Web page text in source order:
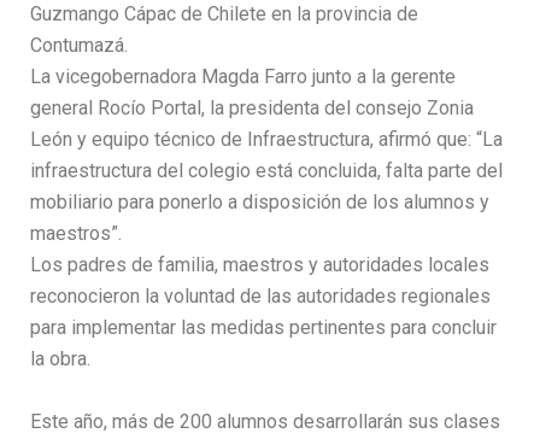
Guzmango Cápac de Chilete en la provincia de
Contumazá.
La vicegobernadora Magda Farro junto a la gerente
general Rocío Portal, la presidenta del consejo Zonia
León y equipo técnico de Infraestructura, afirmó que: “La
infraestructura del colegio está concluida, falta parte del
mobiliario para ponerlo a disposición de los alumnos y
maestros”.
Los padres de familia, maestros y autoridades locales
reconocieron la voluntad de las autoridades regionales
para implementar las medidas pertinentes para concluir
la obra.
Este año, más de 200 alumnos desarrollarán sus clases